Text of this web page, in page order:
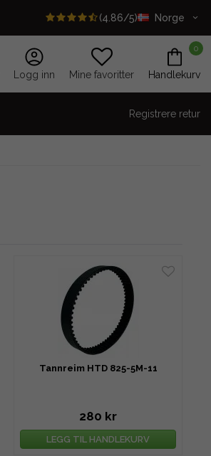
(4.86/5) Norge
Logg inn Mine favoritter
0
Handlekurv
Registrere retur
Tannreim HTD 825-5M-11
280 kr
LEGG TIL HANDLEKURV